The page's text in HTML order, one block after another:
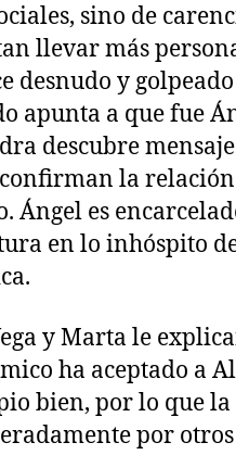
sino de
llevar más
desnudo y
apunta a que fue
descubre
la
Ángel es
en lo inhóspito
y Marta le
ha aceptado a
bien, por lo que
por